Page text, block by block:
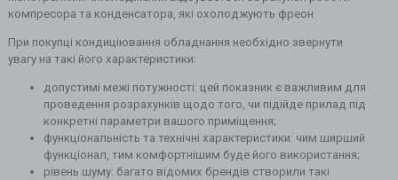
компресора та конденсатора, які охолоджують фреон.
При покупці кондиціювання обладнання необхідно звернути
увагу на такі його характеристики:
допустимі межі потужності: цей показник є важливим для
проведення розрахунків щодо того, чи підійде прилад під
конкретні параметри вашого приміщення;
функціональність та технічні характеристики: чим ширший
функціонал, тим комфортнішим буде його використання;
рівень шуму: багато відомих брендів створили такі